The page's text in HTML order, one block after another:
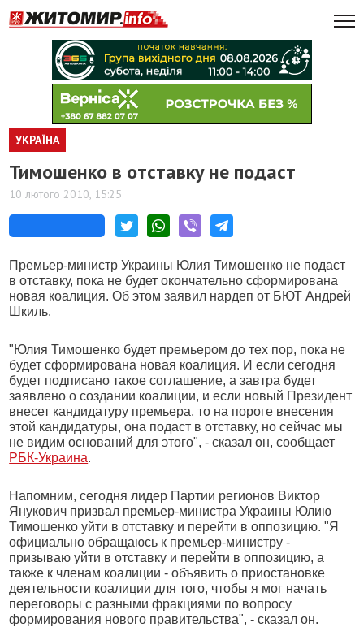
УКРАЇНА
Тимошенко в отставку не подаст
10 лютого 2010, 15:25
Премьер-министр Украины Юлия Тимошенко не подаст
в отставку, пока не будет окончательно сформирована
новая коалиция. Об этом заявил нардеп от БЮТ Андрей
Шкиль.
"Юлия Тимошенко будет премьером до тех пор, пока не
будет сформирована новая коалиция. И если сегодня
будет подписано такое соглашение, а завтра будет
заявлено о создании коалиции, и если новый Президент
внесет кандидатуру премьера, то на пороге внесения
этой кандидатуры, она подаст в отставку, но сейчас мы
не видим оснований для этого", - сказал он, сообщает
РБК-Украина.
Напомним, сегодня лидер Партии регионов Виктор
Янукович призвал премьер-министра Украины Юлию
Тимошенко уйти в отставку и перейти в оппозицию. "Я
официально обращаюсь к премьер-министру -
призываю уйти в отставку и перейти в оппозицию, а
также к членам коалиции - объявить о приостановке
деятельности коалиции для того, чтобы я мог начать
переговоры с разными фракциями по вопросу
формирования нового правительства", - сказал он.